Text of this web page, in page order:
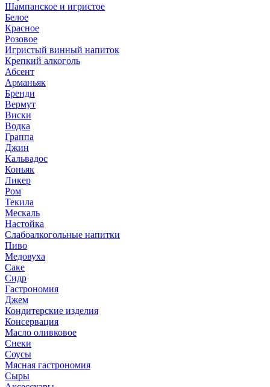
Шампанское и игристое
Белое
Красное
Розовое
Игристый винный напиток
Крепкий алкоголь
Абсент
Арманьяк
Бренди
Вермут
Виски
Водка
Граппа
Джин
Кальвадос
Коньяк
Ликер
Ром
Текила
Мескаль
Настойка
Слабоалкогольные напитки
Пиво
Медовуха
Саке
Сидр
Гастрономия
Джем
Кондитерские изделия
Консервация
Масло оливковое
Снеки
Соусы
Мясная гастрономия
Сыры